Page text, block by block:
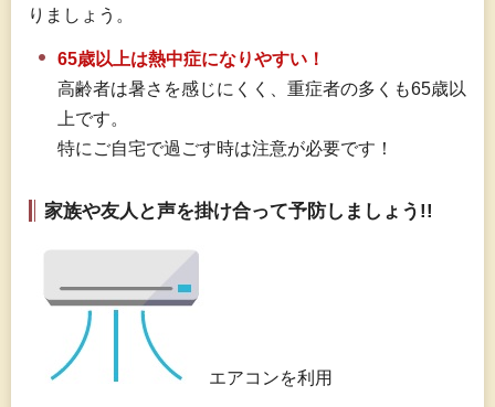
りましょう。
65歳以上は熱中症になりやすい！
高齢者は暑さを感じにくく、重症者の多くも65歳以
上です。
特にご自宅で過ごす時は注意が必要です！
家族や友人と声を掛け合って予防しましょう!!
エアコンを利用